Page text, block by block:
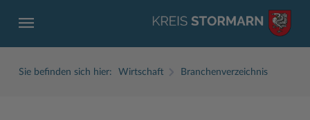
Sie befinden sich hier: Wirtschaft Branchenverzeichnis